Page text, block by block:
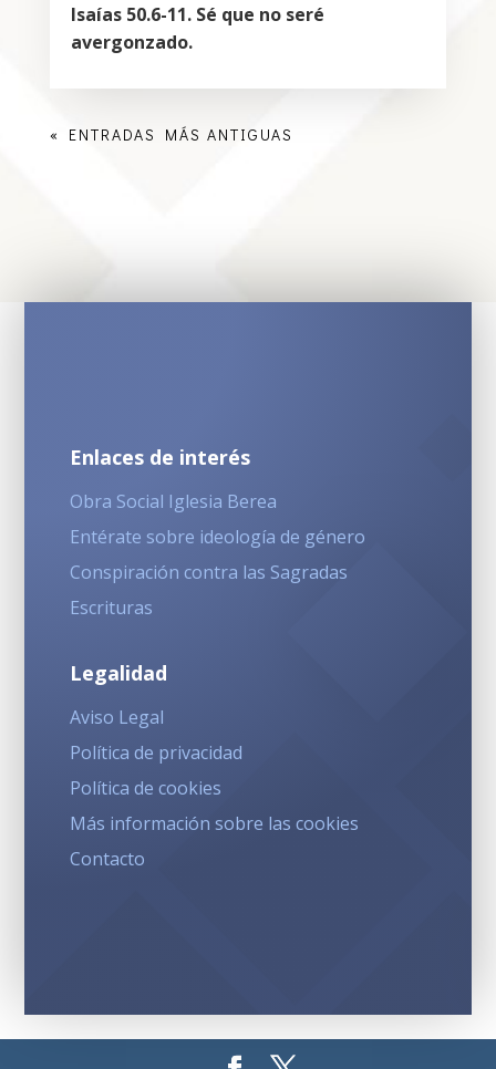
Isaías 50.6-11. Sé que no seré
avergonzado.
« ENTRADAS MÁS ANTIGUAS
Enlaces de interés
Obra Social Iglesia Berea
Entérate sobre ideología de género
Conspiración contra las Sagradas
Escrituras
Legalidad
Aviso Legal
Política de privacidad
Política de cookies
Más información sobre las cookies
Contacto